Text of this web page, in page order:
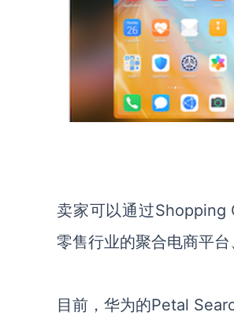
卖家可以通过Shopping
零售行业的聚合电商平
目前，华为的Petal